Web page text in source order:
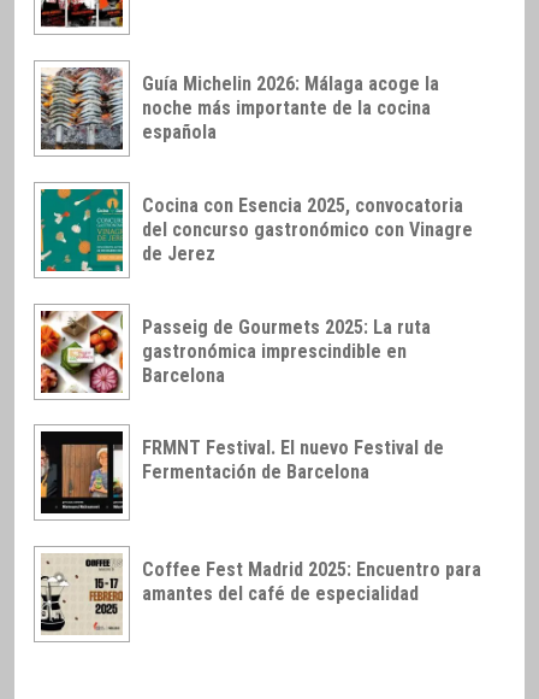
Guía Michelin 2026: Málaga acoge la
noche más importante de la cocina
española
Cocina con Esencia 2025, convocatoria
del concurso gastronómico con Vinagre
de Jerez
Passeig de Gourmets 2025: La ruta
gastronómica imprescindible en
Barcelona
FRMNT Festival. El nuevo Festival de
Fermentación de Barcelona
Coffee Fest Madrid 2025: Encuentro para
amantes del café de especialidad